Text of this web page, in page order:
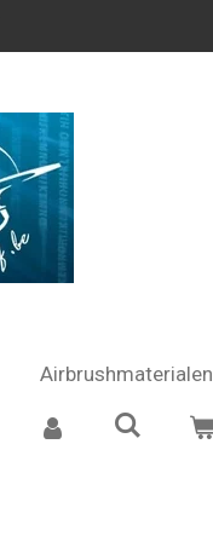
Airbrushmaterialen